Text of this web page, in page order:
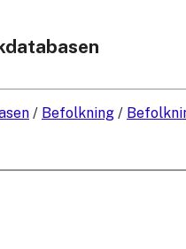
/ Befolkning /